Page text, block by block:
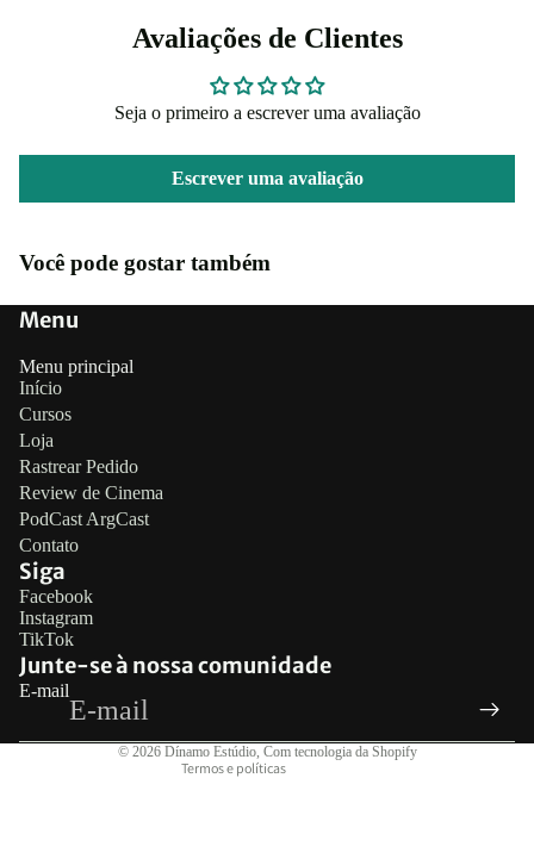
Avaliações de Clientes
Seja o primeiro a escrever uma avaliação
Escrever uma avaliação
Você pode gostar também
Menu
Menu principal
Início
Cursos
Loja
Rastrear Pedido
Review de Cinema
PodCast ArgCast
Contato
Siga
Facebook
Instagram
TikTok
Junte-se à nossa comunidade
E-mail
© 2026 Dínamo Estúdio, Com tecnologia da Shopify
Termos e políticas
Termos de serviço
Informações de contato